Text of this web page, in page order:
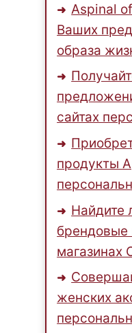
Aspinal
Ваших
образа
сайтах
продукты
Найдите
брендовые
женских